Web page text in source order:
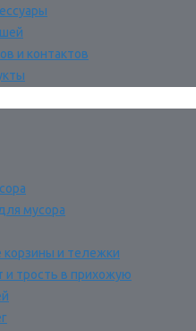
и контактов
мусора
корзины и тележки
и трость в прихожую